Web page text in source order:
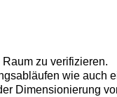
zu verifizieren.
wie auch
Dimensionierung